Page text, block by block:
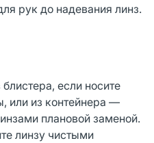
рук до надевания линз.
если носите
или из контейнера —
плановой заменой.
линзу чистыми